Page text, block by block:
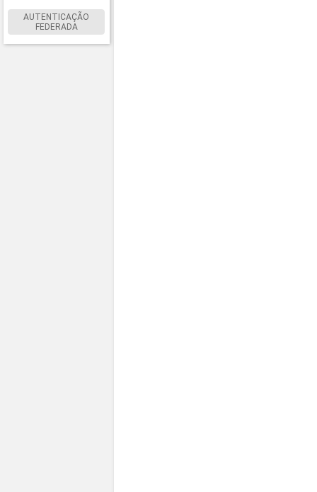
AUTENTICAÇÃO
FEDERADA